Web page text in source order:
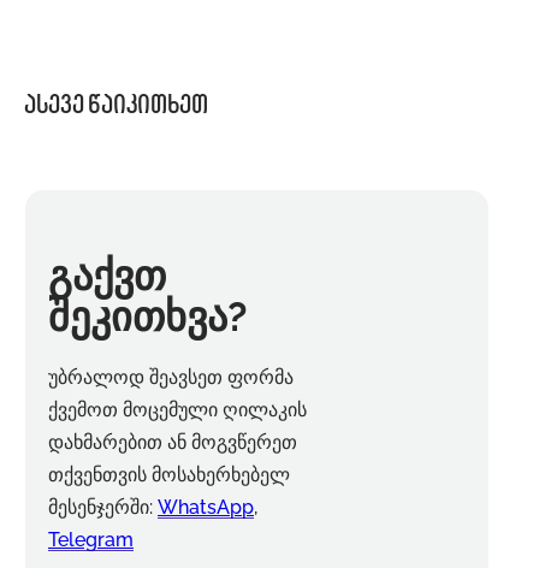
ასევე წაიკითხეთ
გაქვთ
შეკითხვა?
უბრალოდ შეავსეთ ფორმა
ქვემოთ მოცემული ღილაკის
დახმარებით ან მოგვწერეთ
თქვენთვის მოსახერხებელ
მესენჯერში: WhatsApp,
Telegram